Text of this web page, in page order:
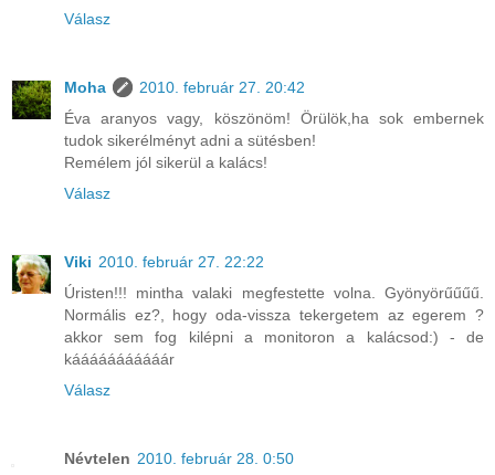
Válasz
Moha
2010. február 27. 20:42
Éva aranyos vagy, köszönöm! Örülök,ha sok embernek
tudok sikerélményt adni a sütésben!
Remélem jól sikerül a kalács!
Válasz
Viki 2010. február 27. 22:22
Úristen!!! mintha valaki megfestette volna. Gyönyörűűűű.
Normális ez?, hogy oda-vissza tekergetem az egerem ?
akkor sem fog kilépni a monitoron a kalácsod:) - de
kááááááááááár
Válasz
Névtelen 2010. február 28. 0:50